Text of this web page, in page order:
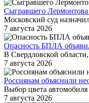
Сыгравшего Лермонтова
Московский суд
7 августа 2026
Опасность БПЛА
В Свердловской
7 августа 2026
Россиянам объяснили
Выбор цвета автомобиля
7 августа 2026